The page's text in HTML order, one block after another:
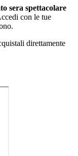
sera spettacolare
con le tue
direttamente